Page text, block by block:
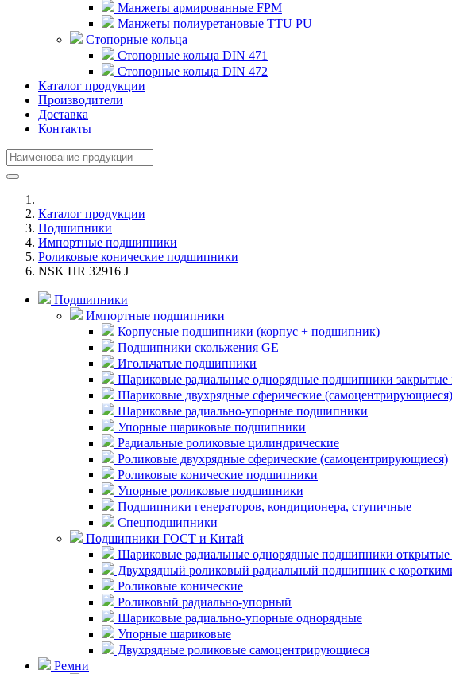
Манжеты армированные FPM
Манжеты полиуретановые TTU PU
Стопорные кольца
Стопорные кольца DIN 471
Стопорные кольца DIN 472
Каталог продукции
Производители
Доставка
Контакты
Каталог продукции
Подшипники
Импортные подшипники
Роликовые конические подшипники
NSK HR 32916 J
Подшипники
Импортные подшипники
Корпусные подшипники (корпус + подшипник)
Подшипники скольжения GE
Игольчатые подшипники
Шариковые радиальные однорядные подшипники закрытые
Шариковые двухрядные сферические (самоцентрирующиеся)
Шариковые радиально-упорные подшипники
Упорные шариковые подшипники
Радиальные роликовые цилиндрические
Роликовые двухрядные сферические (самоцентрирующиеся)
Роликовые конические подшипники
Упорные роликовые подшипники
Подшипники генераторов, кондиционера, ступичные
Спецподшипники
Подшипники ГОСТ и Китай
Шариковые радиальные однорядные подшипники открытые
Двухрядный роликовый радиальный подшипник с
Роликовые конические
Роликовый радиально-упорный
Шариковые радиально-упорные однорядные
Упорные шариковые
Двухрядные роликовые самоцентрирующиеся
Ремни